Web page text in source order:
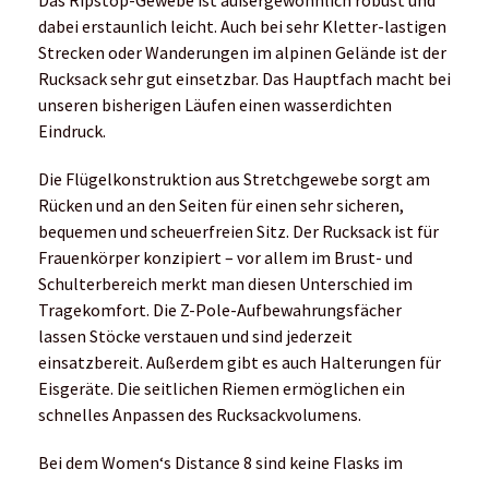
Tragekomfort. Die Z-Pole-Aufbewahrungsfächer
lassen Stöcke verstauen und sind jederzeit
einsatzbereit. Außerdem gibt es auch Halterungen für
Eisgeräte. Die seitlichen Riemen ermöglichen ein
schnelles Anpassen des Rucksackvolumens.
Bei dem Women‘s Distance 8 sind keine Flasks im
Lieferumfang enthalten. Was uns neben dem
Tragekomfort sehr gut gefällt, sind die
unterschiedlichen Verstauungsmöglichkeiten: Vorne
und an den Seiten befinden sich neben den Flask-
Taschen noch jeweils 2 Einschubtaschen aus
Stretchgewebe, eine schnell erreichbare
Reißverschlusstasche, was man nicht in greifbarer
Nähe unterbringen will, kann ins Hauptfach am Rücken
gepackt werden, darin steht auch noch ein
eine Wasserblase mitnehmen möchte, kann sie hinter